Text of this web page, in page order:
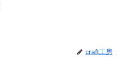
craft工房